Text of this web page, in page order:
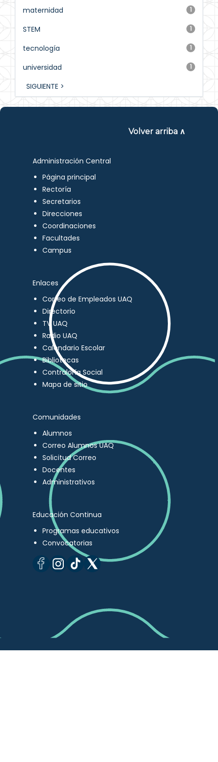
1
maternidad
1
STEM
1
tecnología
1
universidad
SIGUIENTE >
Volver arriba ∧
Administración Central
Página principal
Rectoría
Secretarios
Direcciones
Coordinaciones
Facultades
Campus
Enlaces
Correo de Empleados UAQ
Directorio
TV UAQ
Radio UAQ
Calendario Escolar
Bibliotecas
Contraloría Social
Mapa de sitio
Comunidades
Alumnos
Correo Alumnos UAQ
Solicitud Correo
Docentes
Administrativos
Educación Continua
Programas educativos
Convocatorias